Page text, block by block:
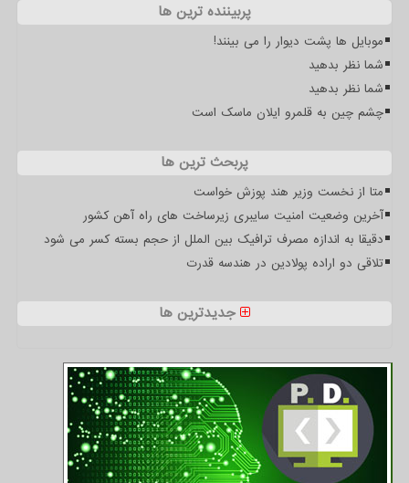
پربیننده ترین ها
موبایل ها پشت دیوار را می بینند!
شما نظر بدهید
شما نظر بدهید
چشم چین به قلمرو ایلان ماسک است
پربحث ترین ها
متا از نخست وزیر هند پوزش خواست
آخرین وضعیت امنیت سایبری زیرساخت های راه آهن کشور
دقیقا به اندازه مصرف ترافیک بین الملل از حجم بسته کسر می شود
تلاقی دو اراده پولادین در هندسه قدرت
جدیدترین ها